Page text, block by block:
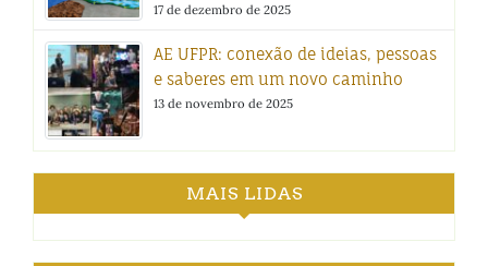
17 de dezembro de 2025
AE UFPR: conexão de ideias, pessoas
e saberes em um novo caminho
13 de novembro de 2025
MAIS LIDAS